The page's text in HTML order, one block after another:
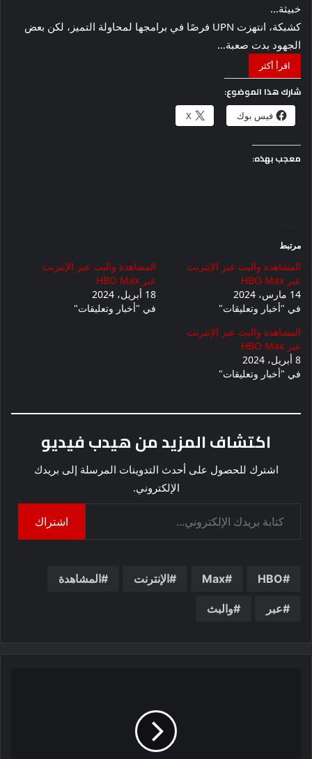
خبيثة…
كشبكة، انتهزت UPN فرصًا في برامجها لمحاولة التميز، لكن بعض
الجهود بدت صعبة…
اقرأ أكثر
شارك هذا الموضوع:
فيس بوك X
معجب بهذه:
مرتبط
المشاهدة والبث عبر الإنترنت
عبر HBO Max
14 مارس، 2024
في "أخبار وتعليقات"
المشاهدة والبث عبر الإنترنت
عبر HBO Max
18 أبريل، 2024
في "أخبار وتعليقات"
المشاهدة والبث عبر الإنترنت
عبر HBO Max
8 أبريل، 2024
في "أخبار وتعليقات"
اكتشاف المزيد من هيدب فيديو
اشترك للحصول على أحدث التدوينات المرسلة إلى بريدك
الإلكتروني.
اشتراك
HBO
Max الإنترنت المشاهدة
عبر والبث